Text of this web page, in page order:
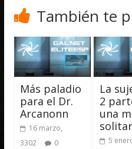
También te
Más paladio
para el Dr.
Arcanonn
16 marzo,
3302
0
La
2
una
5